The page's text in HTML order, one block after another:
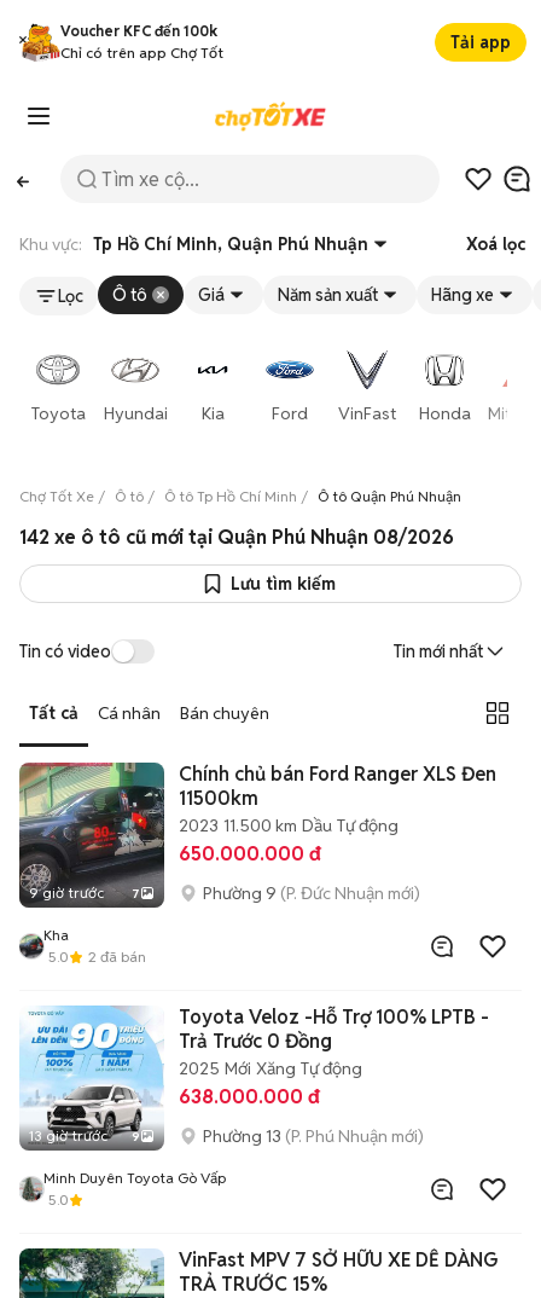
Voucher KFC đến 100k
Chỉ có trên app Chợ Tốt
Tải app
Khu vực: Tp Hồ Chí Minh, Quận Phú Nhuận Xoá lọc
Lọc Ô tô Giá Năm sản xuất Hãng xe
Toyota Hyundai Kia Ford VinFast Honda
Chợ Tốt Xe Ô tô Ô tô Tp Hồ Chí Minh Ô tô Quận Phú Nhuận
142 xe ô tô cũ mới tại Quận Phú Nhuận 08/2026
Lưu tìm kiếm
Tin có video Tin mới nhất
Tất cả Cá nhân Bán chuyên
9 giờ trước 7
Chính chủ bán Ford Ranger XLS Đen
11500km
2023 11.500 km Dầu Tự động
650.000.000 đ
Phường 9 (P. Đức Nhuận mới)
Kha
5.0
2 đã bán
13 giờ trước 9
Toyota Veloz -Hỗ Trợ 100% LPTB -
Trả Trước 0 Đồng
2025 Mới Xăng Tự động
638.000.000 đ
Phường 13 (P. Phú Nhuận mới)
Minh Duyên Toyota Gò Vấp
5.0
VinFast MPV 7 SỞ HỮU XE DỄ DÀNG
TRẢ TRƯỚC 15%